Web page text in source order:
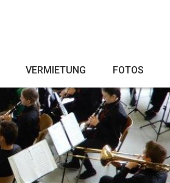
VERMIETUNG FOTOS